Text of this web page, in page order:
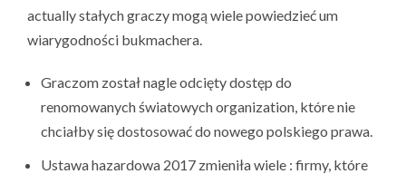
actually stałych graczy mogą wiele powiedzieć um
wiarygodności bukmachera.
Graczom został nagle odcięty dostęp do
renomowanych światowych organization, które nie
chciałby się dostosować do nowego polskiego prawa.
Ustawa hazardowa 2017 zmieniła wiele : firmy, które